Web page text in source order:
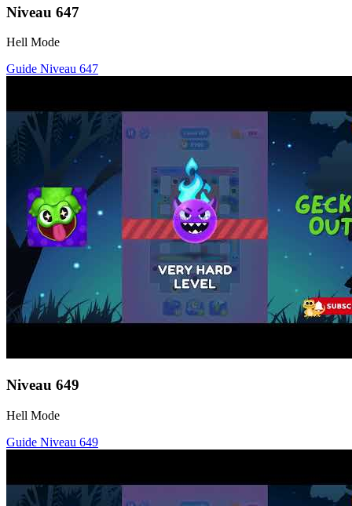
Niveau 647
Hell Mode
Guide Niveau 647
Niveau 649
Hell Mode
Guide Niveau 649